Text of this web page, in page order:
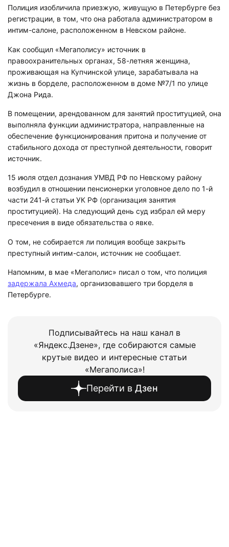
Полиция изобличила приезжую, живущую в Петербурге без
регистрации, в том, что она работала администратором в
интим-салоне, расположенном в Невском районе.
Как сообщил «Мегаполису» источник в
правоохранительных органах, 58-летняя женщина,
проживающая на Купчинской улице, зарабатывала на
жизнь в борделе, расположенном в доме №7/1 по улице
Джона Рида.
В помещении, арендованном для занятий проституцией, она
выполняла функции администратора, направленные на
обеспечение функционирования притона и получение от
стабильного дохода от преступной деятельности, говорит
источник.
15 июля отдел дознания УМВД РФ по Невскому району
возбудил в отношении пенсионерки уголовное дело по 1-й
части 241-й статьи УК РФ (организация занятия
проституцией). На следующий день суд избрал ей меру
пресечения в виде обязательства о явке.
О том, не собирается ли полиция вообще закрыть
преступный интим-салон, источник не сообщает.
Напомним, в мае «Мегаполис» писал о том, что полиция
задержала Ахмеда, организовавшего три борделя в
Петербурге.
Подписывайтесь на наш канал в
«Яндекс.Дзене», где собираются самые
крутые видео и интересные статьи
«Мегаполиса»!
Перейти в Дзен